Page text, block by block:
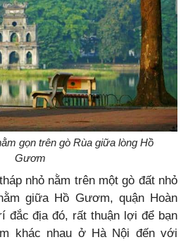
gọn trên gò Rùa giữa lòng Hồ
Gươm
nhỏ nằm trên một gò đất nhỏ
giữa Hồ Gươm, quận Hoàn
đắc địa đó, rất thuận lợi để bạn
khác nhau ở Hà Nội đến với